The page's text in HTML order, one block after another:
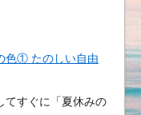
色① たのしい自由
すぐに「夏休みの